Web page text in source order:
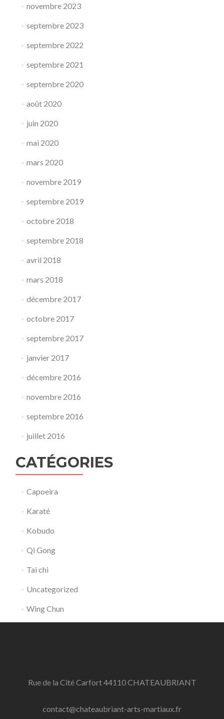
novembre 2023
septembre 2023
septembre 2022
septembre 2021
septembre 2020
août 2020
juin 2020
mai 2020
mars 2020
novembre 2019
septembre 2019
octobre 2018
septembre 2018
avril 2018
mars 2018
décembre 2017
octobre 2017
septembre 2017
janvier 2017
décembre 2016
novembre 2016
septembre 2016
juillet 2016
CATÉGORIES
Capoeira
Karaté
Kobudo
Qi Gong
Tai chi
Uncategorized
Wing Chun
Rue de la Cité Carfort 44110 CHATEAUBRIANT
contact@chateaubriant-arts-martiaux.fr